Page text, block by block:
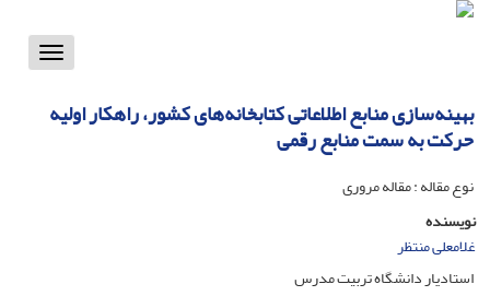
Toggle
بهینه‌سازی منابع اطلاعاتی کتابخانه‌های کشور، راهکار اولیه
حرکت به سمت منابع رقمی
نوع مقاله : مقاله مروری
نویسنده
غلامعلی منتظر
استادیار دانشگاه تربیت مدرس